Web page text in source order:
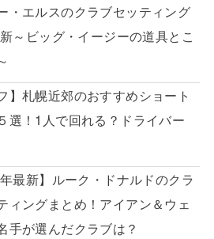
・エルスのクラブセッティング
～ビッグ・イージーの道具とこ
】札幌近郊のおすすめショート
選！1人で回れる？ドライバー
年最新】ルーク・ドナルドのクラ
ィングまとめ！アイアン＆ウェ
手が選んだクラブは？